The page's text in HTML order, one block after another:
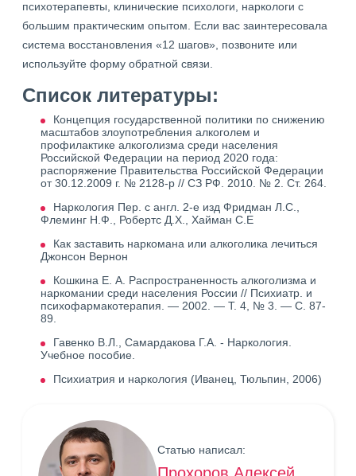
психотерапевты, клинические психологи, наркологи с
большим практическим опытом. Если вас заинтересовала
система восстановления «12 шагов», позвоните или
используйте форму обратной связи.
Список литературы:
Концепция государственной политики по снижению
масштабов злоупотребления алкоголем и
профилактике алкоголизма среди населения
Российской Федерации на период 2020 года:
распоряжение Правительства Российской Федерации
от 30.12.2009 г. № 2128-р // СЗ РФ. 2010. № 2. Ст. 264.
Наркология Пер. с англ. 2-е изд Фридман Л.С.,
Флеминг Н.Ф., Робертс Д.X., Хайман С.Е
Как заставить наркомана или алкоголика лечиться
Джонсон Вернон
Кошкина Е. А. Распространенность алкоголизма и
наркомании среди населения России // Психиатр. и
психофармакотерапия. — 2002. — Т. 4, № 3. — С. 87-
89.
Гавенко В.Л., Самардакова Г.А. - Наркология.
Учебное пособие.
Психиатрия и наркология (Иванец, Тюльпин, 2006)
Статью написал:
Прохоров Алексей